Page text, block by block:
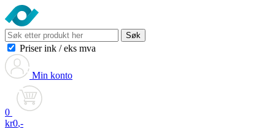
Søk
Priser ink / eks mva
Min konto
0
kr0,-